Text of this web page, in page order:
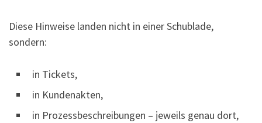
Diese Hinweise landen nicht in einer Schublade,
sondern:
in Tickets,
in Kundenakten,
in Prozessbeschreibungen – jeweils genau dort,